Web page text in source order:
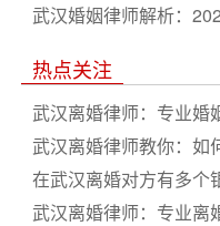
武汉婚姻律师解析：
热点关注
武汉离婚律师：专业婚
武汉离婚律师教你：如
房产
在武汉离婚对方有多个
武汉离婚律师：专业离